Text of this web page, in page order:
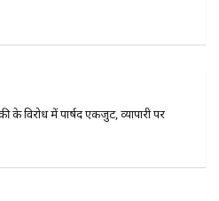
के विरोध में पार्षद एकजुट, व्यापारी पर